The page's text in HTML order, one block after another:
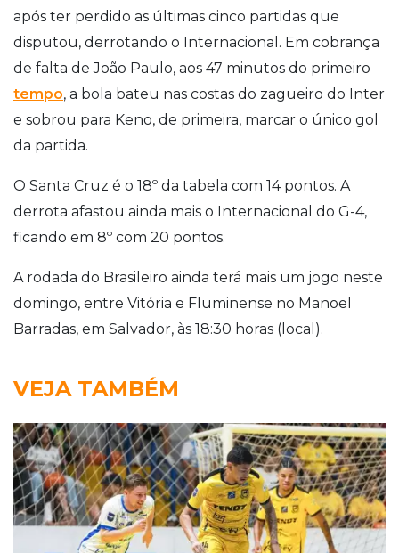
após ter perdido as últimas cinco partidas que
disputou, derrotando o Internacional. Em cobrança
de falta de João Paulo, aos 47 minutos do primeiro
tempo, a bola bateu nas costas do zagueiro do Inter
e sobrou para Keno, de primeira, marcar o único gol
da partida.
O Santa Cruz é o 18º da tabela com 14 pontos. A
derrota afastou ainda mais o Internacional do G-4,
ficando em 8º com 20 pontos.
A rodada do Brasileiro ainda terá mais um jogo neste
domingo, entre Vitória e Fluminense no Manoel
Barradas, em Salvador, às 18:30 horas (local).
VEJA TAMBÉM